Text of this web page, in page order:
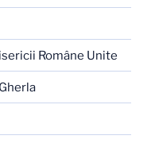
Române Unite